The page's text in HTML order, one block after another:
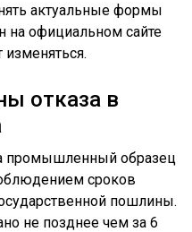
актуальные формы
на официальном сайте
изменяться.
отказа в
промышленный образец
сроков
пошлины.
не позднее чем за 6